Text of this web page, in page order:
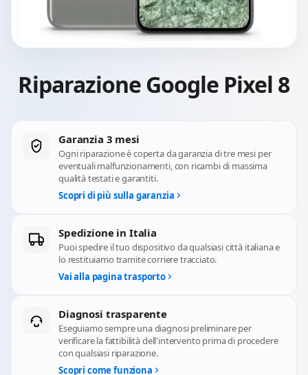
Riparazione Google Pixel 8
Garanzia 3 mesi
Ogni riparazione è coperta da garanzia di tre mesi per
eventuali malfunzionamenti, con ricambi di massima
qualità testati e garantiti.
Scopri di più sulla garanzia
Spedizione in Italia
Puoi spedire il tuo dispositivo da qualsiasi città italiana e
lo restituiamo tramite corriere tracciato.
Vai alla pagina trasporto
Diagnosi trasparente
Eseguiamo sempre una diagnosi preliminare per
verificare la fattibilità dell'intervento prima di procedere
con qualsiasi riparazione.
Scopri come funziona